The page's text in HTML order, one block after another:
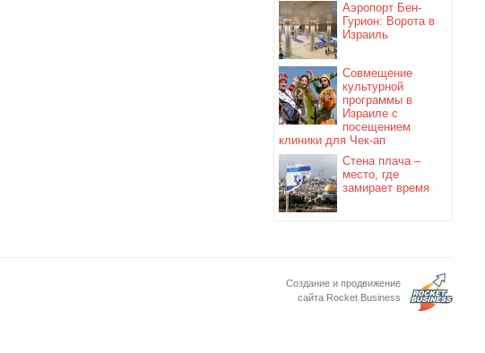
Аэропорт Бен-
Гурион: Ворота в
Израиль
Совмещение
культурной
программы в
Израиле с
посещением
клиники для Чек-ап
Стена плача –
место, где
замирает время
Создание и продвижение
сайта Rocket Business